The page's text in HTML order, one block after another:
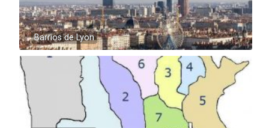
Barrios de Lyon